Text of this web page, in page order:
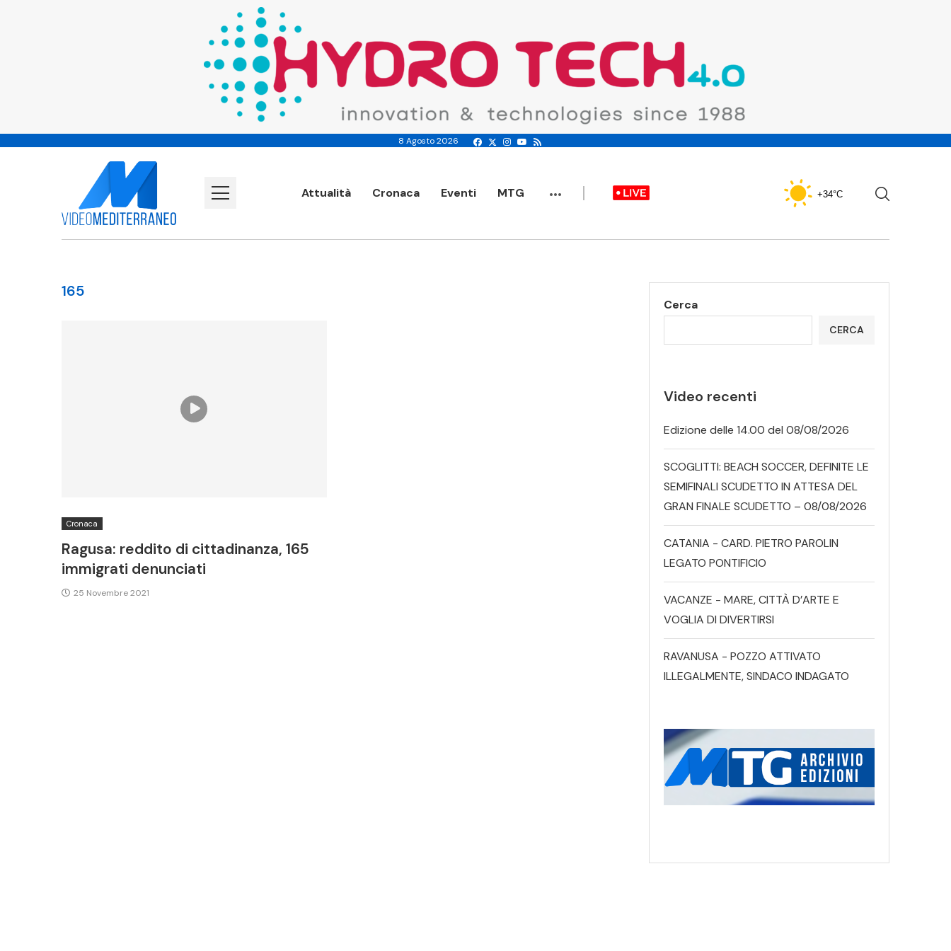
8 Agosto 2026
Attualità Cronaca Eventi MTG ... +34°C
165
Cronaca
Ragusa: reddito di cittadinanza, 165
immigrati denunciati
25 Novembre 2021
Cerca
CERCA
Video recenti
Edizione delle 14.00 del 08/08/2026
SCOGLITTI: BEACH SOCCER, DEFINITE LE
SEMIFINALI SCUDETTO IN ATTESA DEL
GRAN FINALE SCUDETTO – 08/08/2026
CATANIA - CARD. PIETRO PAROLIN
LEGATO PONTIFICIO
VACANZE - MARE, CITTÀ D’ARTE E
VOGLIA DI DIVERTIRSI
RAVANUSA - POZZO ATTIVATO
ILLEGALMENTE, SINDACO INDAGATO